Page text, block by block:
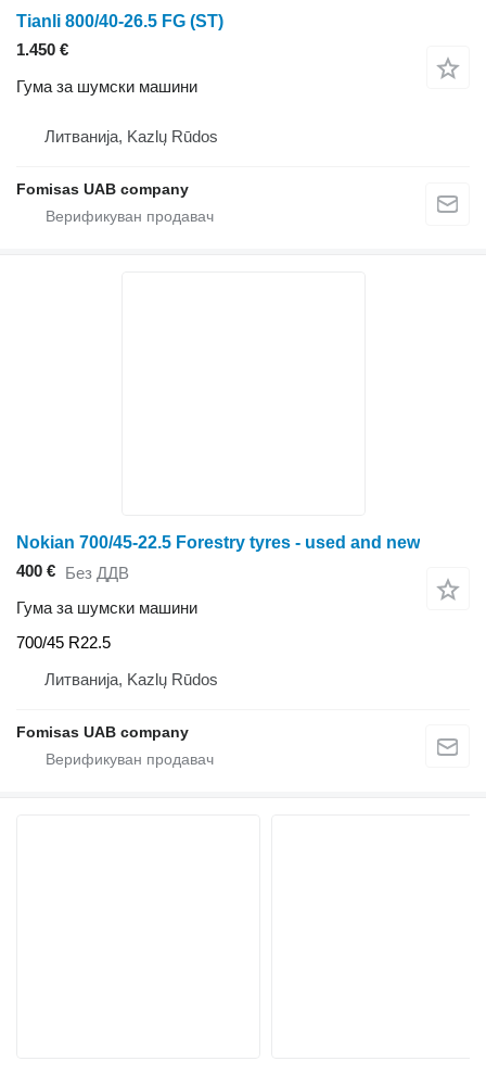
Tianli 800/40-26.5 FG (ST)
1.450 €
Гума за шумски машини
Литванија, Kazlų Rūdos
Fomisas UAB company
Nokian 700/45-22.5 Forestry tyres - used and new
400 € Без ДДВ
Гума за шумски машини
700/45 R22.5
Литванија, Kazlų Rūdos
Fomisas UAB company